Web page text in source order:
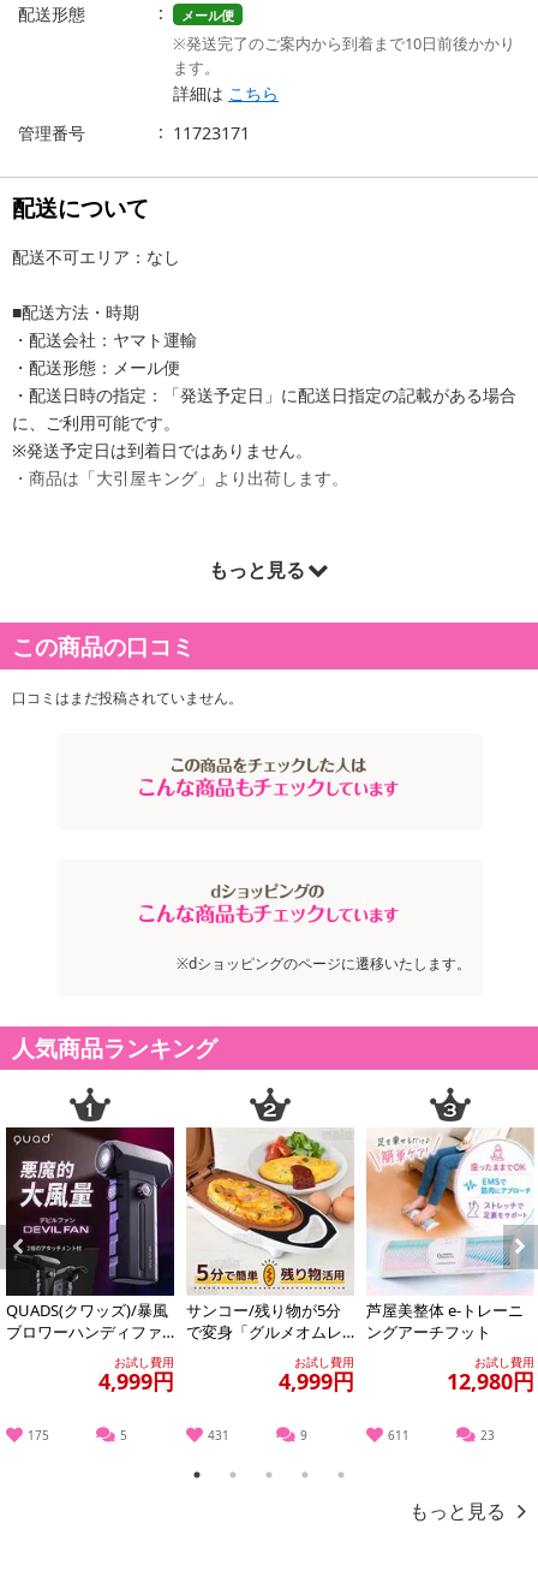
配送形態
メール便
※発送完了のご案内から到着まで10日前後かかり
ます。
詳細は こちら
管理番号
11723171
配送について
配送不可エリア：なし
■配送方法・時期
・配送会社：ヤマト運輸
・配送形態：メール便
・配送日時の指定：「発送予定日」に配送日指定の記載がある場合
に、ご利用可能です。
※発送予定日は到着日ではありません。
・商品は「大引屋キング」より出荷します。
もっと見る
この商品の口コミ
口コミはまだ投稿されていません。
※dショッピングのページに遷移いたします。
人気商品ランキング
Previous
QUADS(クワッズ)/暴風
ブロワーハンディファ
ン「デビルファン」(10
お試し費用
4,999円
175 5
サンコー/残り物が5分
で変身「グルメオムレ
ツメーカー」/MEAMKL
お試し費用
4,999円
431 9
芦屋美整体 e-トレーニ
ングアーチフット
お試し費用
12,980円
611 23
Next
1 2 3 4 5
もっと見る